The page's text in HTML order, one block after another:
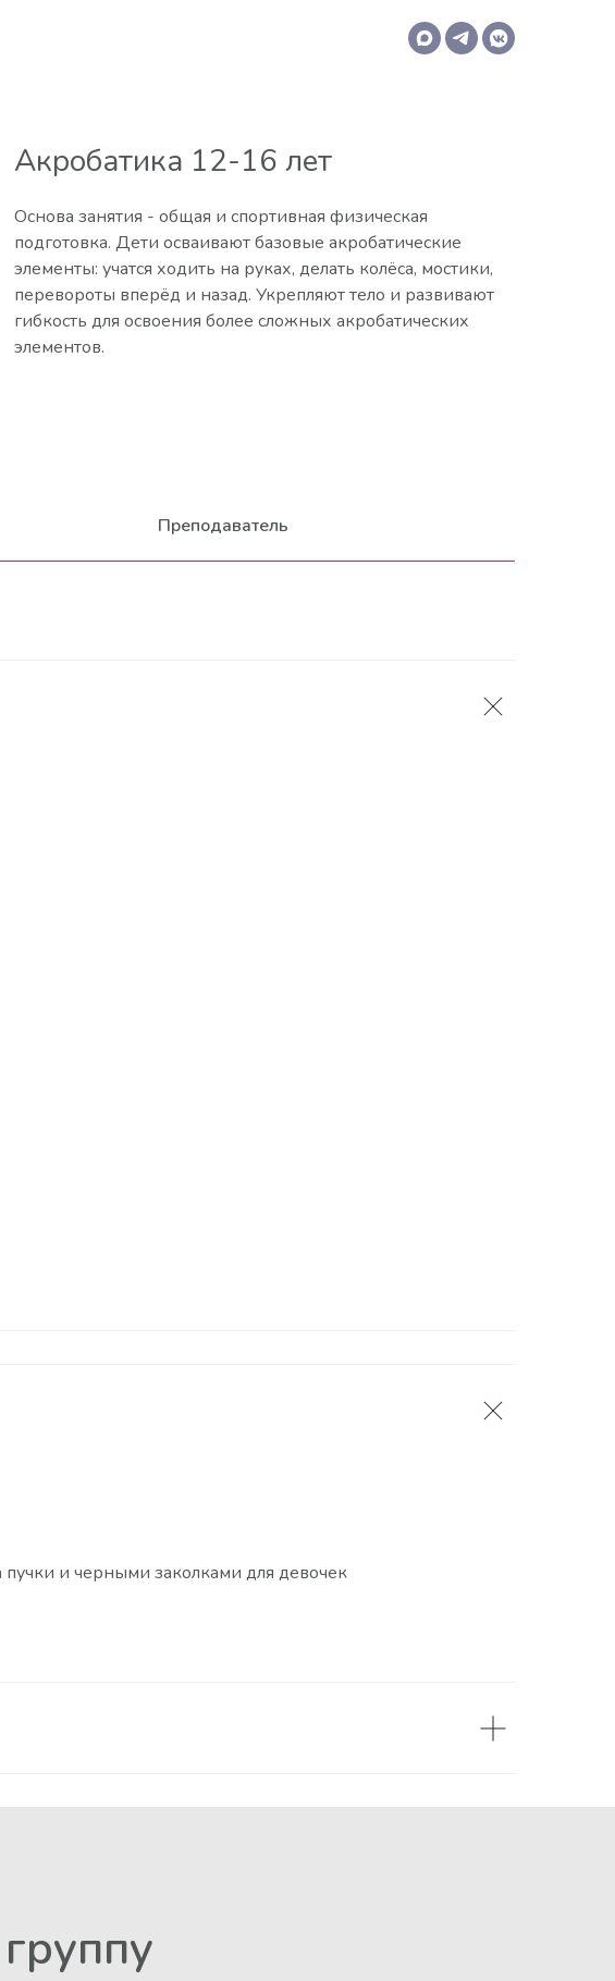
Акробатика 12-16 лет
Основа занятия - общая и спортивная физическая
подготовка. Дети осваивают базовые акробатические
элементы: учатся ходить на руках, делать колёса, мостики,
перевороты вперёд и назад. Укрепляют тело и развивают
гибкость для освоения более сложных акробатических
элементов.
Преподаватель
и черными заколками для девочек